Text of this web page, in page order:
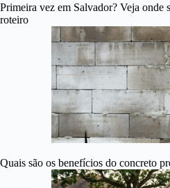
Primeira vez em Salvador? Veja onde
roteiro
Quais são os benefícios do concreto